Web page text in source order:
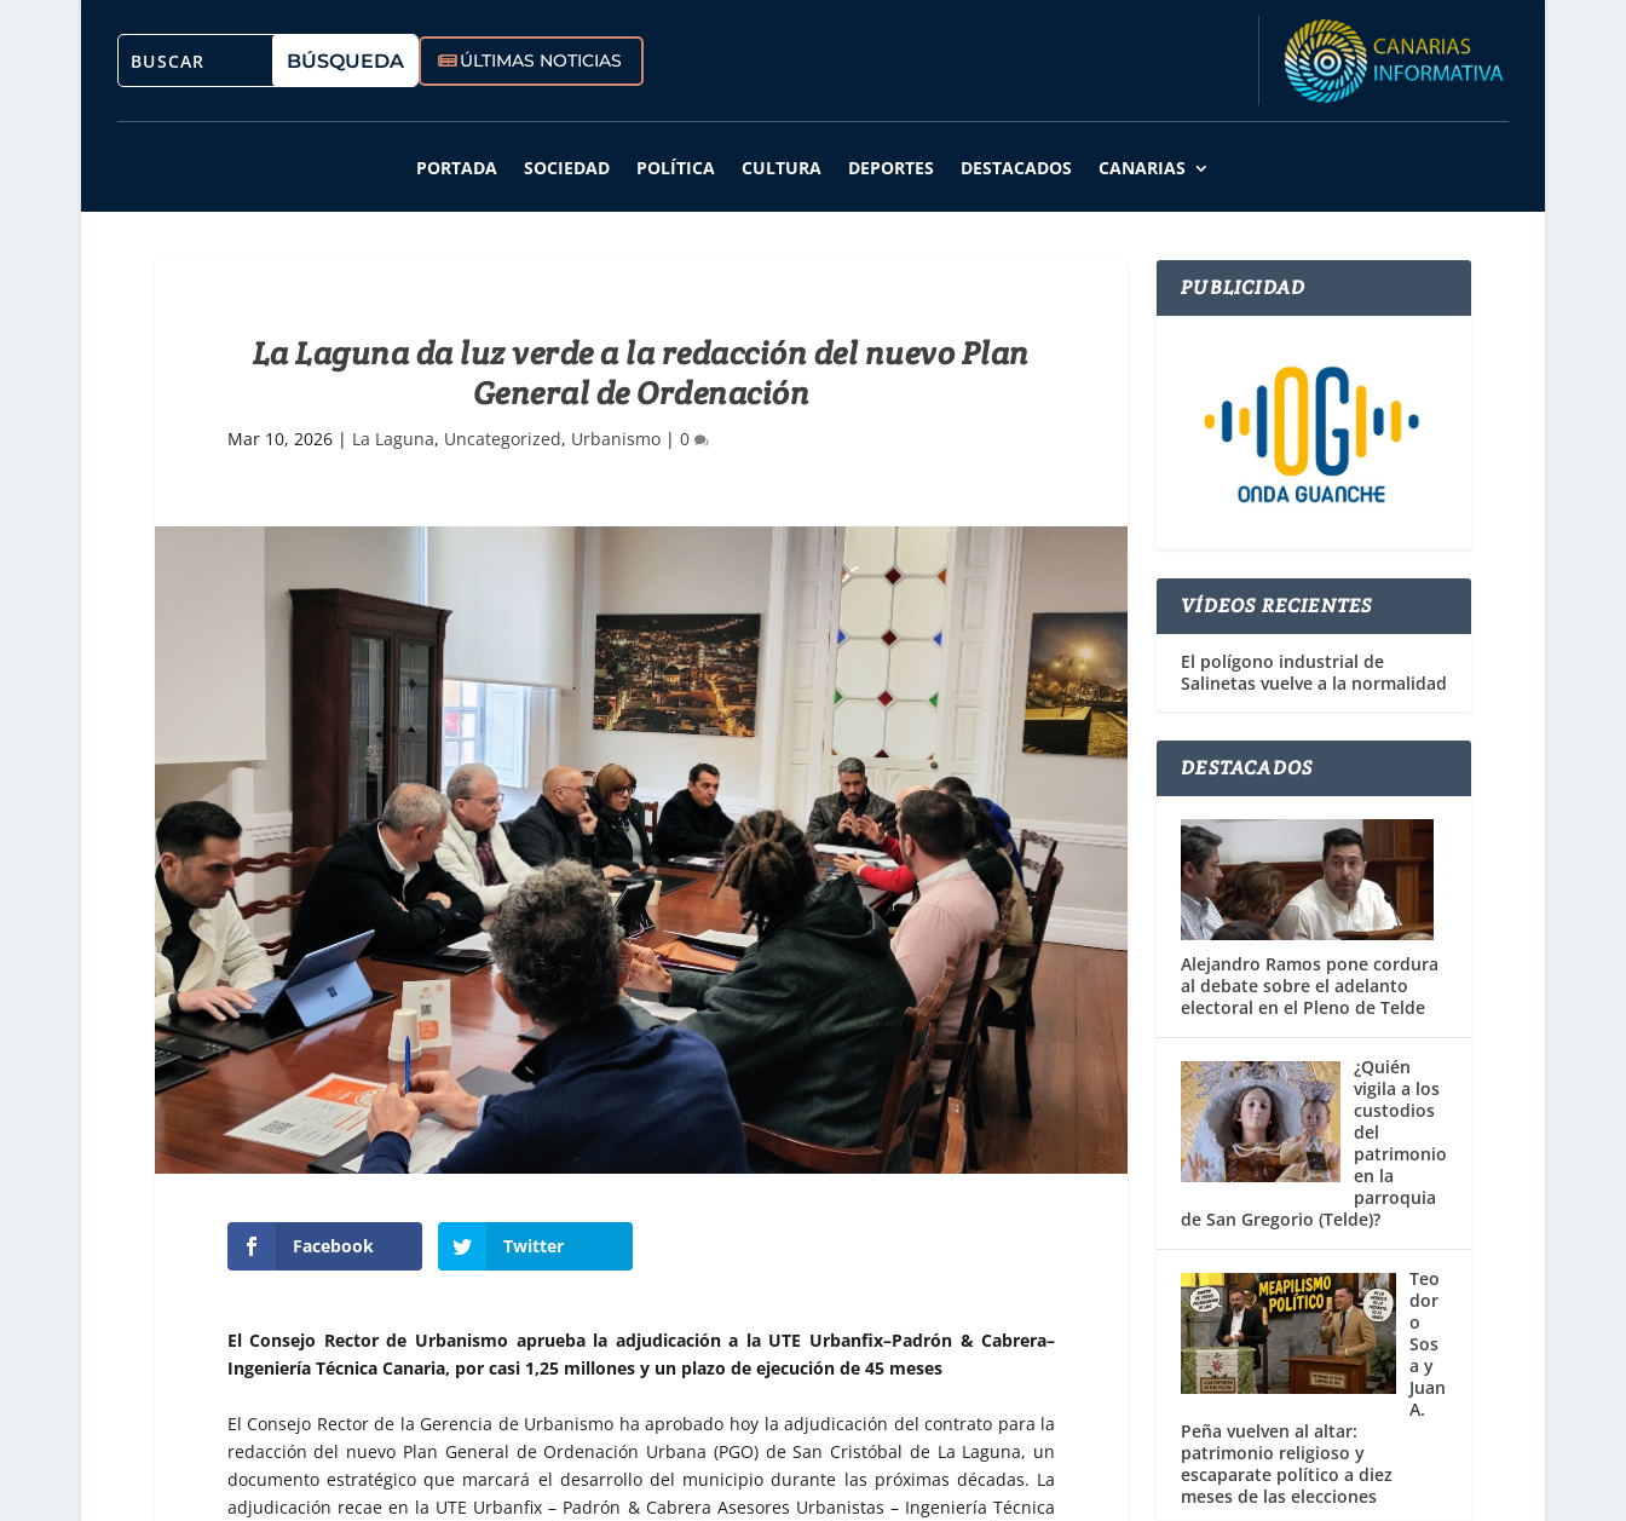
ÚLTIMAS NOTICIAS
PORTADA SOCIEDAD POLÍTICA CULTURA DEPORTES DESTACADOS CANARIAS
La Laguna da luz verde a la redacción del nuevo Plan
General de Ordenación
Mar 10, 2026| La Laguna, Uncategorized, Urbanismo| 0
Facebook Twitter
El Consejo Rector de Urbanismo aprueba la adjudicación a la UTE Urbanfix–Padrón & Cabrera–
Ingeniería Técnica Canaria, por casi 1,25 millones y un plazo de ejecución de 45 meses
El Consejo Rector de la Gerencia de Urbanismo ha aprobado hoy la adjudicación del contrato para la
redacción del nuevo Plan General de Ordenación Urbana (PGO) de San Cristóbal de La Laguna, un
documento estratégico que marcará el desarrollo del municipio durante las próximas décadas. La
adjudicación recae en la UTE Urbanfix – Padrón & Cabrera Asesores Urbanistas – Ingeniería Técnica
PUBLICIDAD
VÍDEOS RECIENTES
El polígono industrial de
Salinetas vuelve a la normalidad
DESTACADOS
Alejandro Ramos pone cordura
al debate sobre el adelanto
electoral en el Pleno de Telde
¿Quién
vigila a los
custodios
del
patrimonio
en la
parroquia
de San Gregorio (Telde)?
Teo
dor
o
Sos
a y
Juan
A.
Peña vuelven al altar:
patrimonio religioso y
escaparate político a diez
meses de las elecciones